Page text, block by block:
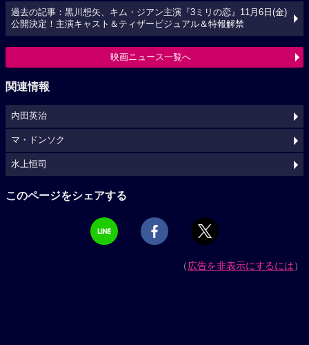
過去の記事：黒川想矢、キム・ジアン主演『3ミリの恋』11月6日(金)
公開決定！主演キャスト＆ティザービジュアル＆特報解禁
映画ニュース一覧へ
関連情報
内田英治
マ・ドンソク
水上恒司
このページをシェアする
（広告を非表示にするには）